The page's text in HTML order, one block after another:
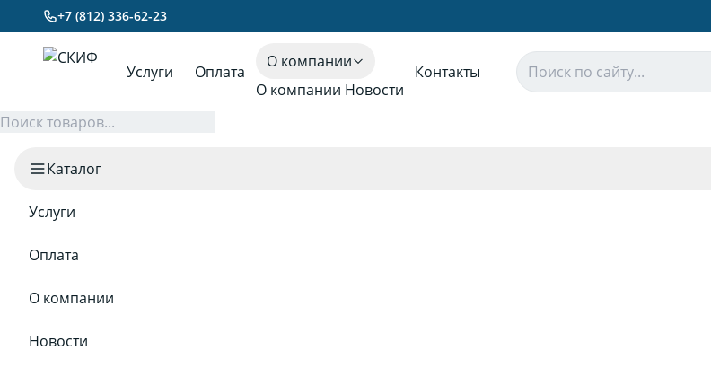
+7 (812) 336-62-23
Услуги Оплата
О компании
О компании Новости
Контакты
Каталог
Услуги
Оплата
О компании
Новости